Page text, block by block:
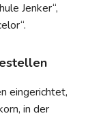
Jenker“,
eingerichtet,
in der